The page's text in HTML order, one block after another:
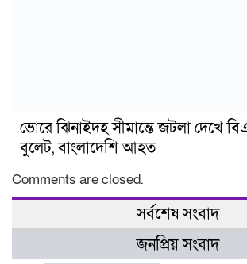
ভোরে ঝিনাইদহ সীমান্তে জটলা দেখে
বুলেট, বাংলাদেশি আহত
Comments are closed.
সর্বশেষ সংবাদ
জনপ্রিয় সংবাদ